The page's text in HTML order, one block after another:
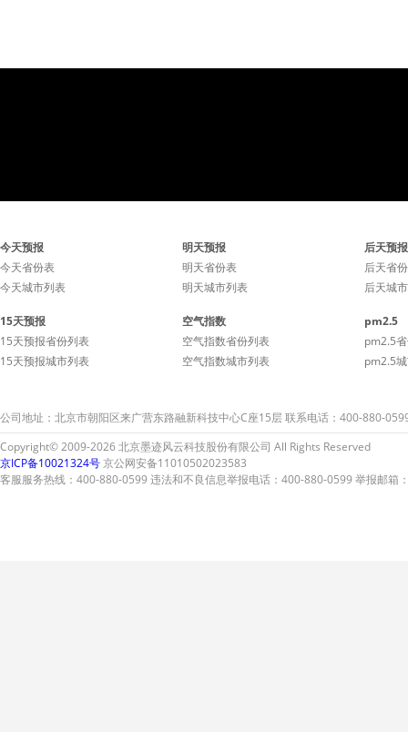
不宜洗车，未来24小时内
有雨，如果在此期间洗车，
雨水和路上的泥水可能会再
次弄脏您的爱车。
不宜
有雨，
雨水和
次
今天预报
今天省份表
今天城市列表
明天预报
明天省份表
明天城市列表
后天预报
后天省
后天城
15天预报
15天预报省份列表
15天预报城市列表
空气指数
空气指数省份列表
空气指数城市列表
pm2.5
pm2.5
pm2.5
公司地址：北京市朝阳区来广营东路融新科技中心C座15层 联系电话：400-880-
Copyright© 2009-2026 北京墨迹风云科技股份有限公司 All Rights Reserved
京ICP备10021324号京公网安备11010502023583
客服服务热线：400-880-0599 违法和不良信息举报电话：400-880-0599 举报邮箱